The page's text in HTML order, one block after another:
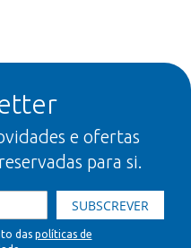
e ofertas
para si.
SUBSCREVER
das políticas de